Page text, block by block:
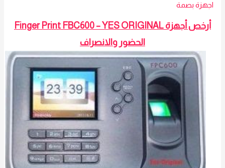
اجهزة بصمة
Finger Print FBC600 – YES ORIGINAL أرخص أجهزة
الحضور والانصراف